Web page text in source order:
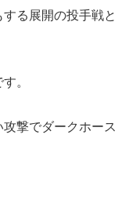
る展開の投手戦と
。
撃でダークホース